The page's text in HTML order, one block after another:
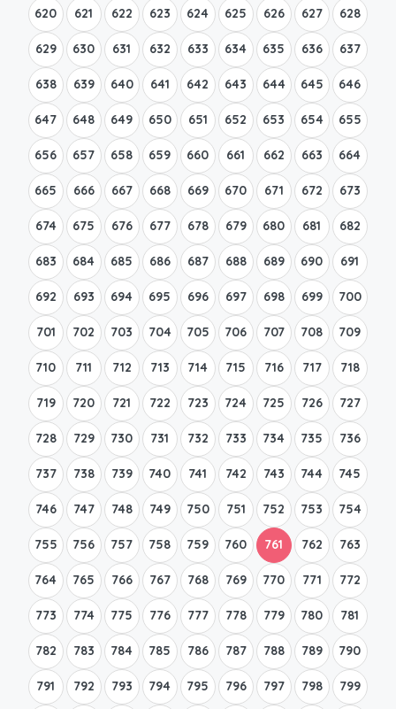
620 621 622 623 624 625 626 627 628
629 630 631 632 633 634 635 636 637
638 639 640 641 642 643 644 645 646
647 648 649 650 651 652 653 654 655
656 657 658 659 660 661 662 663 664
665 666 667 668 669 670 671 672 673
674 675 676 677 678 679 680 681 682
683 684 685 686 687 688 689 690 691
692 693 694 695 696 697 698 699 700
701 702 703 704 705 706 707 708 709
710 711 712 713 714 715 716 717 718
719 720 721 722 723 724 725 726 727
728 729 730 731 732 733 734 735 736
737 738 739 740 741 742 743 744 745
746 747 748 749 750 751 752 753 754
755 756 757 758 759 760 761 762 763
764 765 766 767 768 769 770 771 772
773 774 775 776 777 778 779 780 781
782 783 784 785 786 787 788 789 790
791 792 793 794 795 796 797 798 799